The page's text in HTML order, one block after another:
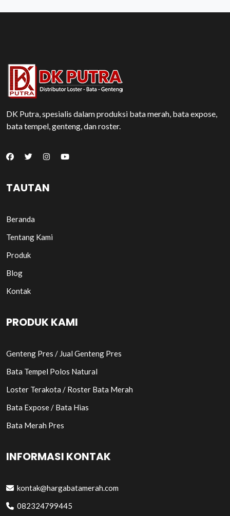
DK Putra, spesialis dalam produksi bata merah, bata expose,
bata tempel, genteng, dan roster.
TAUTAN
Beranda
Tentang Kami
Produk
Blog
Kontak
PRODUK KAMI
Genteng Pres / Jual Genteng Pres
Bata Tempel Polos Natural
Loster Terakota / Roster Bata Merah
Bata Expose / Bata Hias
Bata Merah Pres
INFORMASI KONTAK
kontak@hargabatamerah.com
082324799445